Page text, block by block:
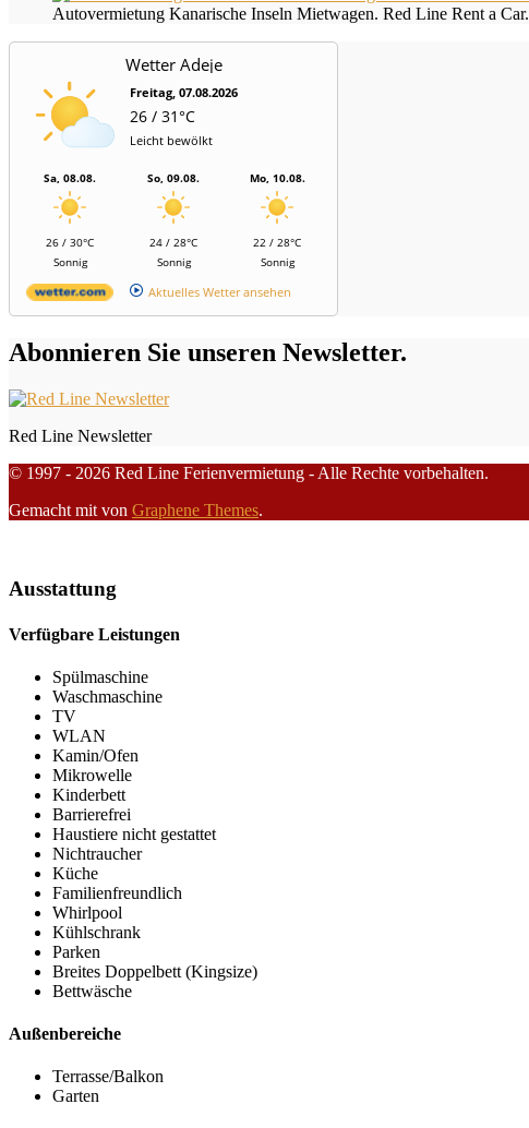
Autovermietung Kanarische Inseln Mietwagen. Red Line Rent a Car.
Wetter Adeje
Freitag, 07.08.2026
26 / 31°C
Leicht bewölkt
Sa, 08.08.
26 / 30°C
Sonnig
So, 09.08.
24 / 28°C
Sonnig
Mo, 10.08.
22 / 28°C
Sonnig
Aktuelles Wetter ansehen
Abonnieren Sie unseren Newsletter.
Red Line Newsletter
© 1997 - 2026 Red Line Ferienvermietung - Alle Rechte vorbehalten.
Gemacht mit von Graphene Themes.
Ausstattung
Verfügbare Leistungen
Spülmaschine
Waschmaschine
TV
WLAN
Kamin/Ofen
Mikrowelle
Kinderbett
Barrierefrei
Haustiere nicht gestattet
Nichtraucher
Küche
Familienfreundlich
Whirlpool
Kühlschrank
Parken
Breites Doppelbett (Kingsize)
Bettwäsche
Außenbereiche
Terrasse/Balkon
Garten